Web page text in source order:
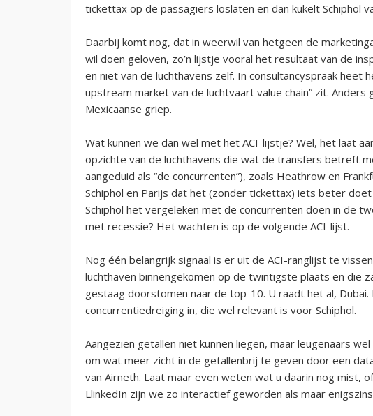
tickettax op de passagiers loslaten en dan kukelt Schiphol
Daarbij komt nog, dat in weerwil van hetgeen de
wil doen geloven, zo’n lijstje vooral het resultaat van de
en niet van de luchthavens zelf. In consultancyspraak heet
upstream market van de luchtvaart value chain” zit.
Mexicaanse griep.
Wat kunnen we dan wel met het ACI-lijstje? Wel, het laat
opzichte van de luchthavens die wat de transfers betreft
aangeduid als “de concurrenten”), zoals Heathrow en
Schiphol en Parijs dat het (zonder tickettax) iets beter doet
Schiphol het vergeleken met de concurrenten doen in de
met recessie? Het wachten is op de volgende ACI-lijst.
Nog één belangrijk signaal is er uit de ACI-ranglijst te
luchthaven binnengekomen op de twintigste plaats en die
gestaag doorstomen naar de top-10. U raadt het al, Dubai.
concurrentiedreiging in, die wel relevant is voor Schiphol.
Aangezien getallen niet kunnen liegen, maar leugenaars
om wat meer zicht in de getallenbrij te geven door een
van Airneth. Laat maar even weten wat u daarin nog mist,
LlinkedIn zijn we zo interactief geworden als maar